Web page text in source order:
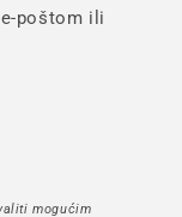
poštom ili
mogućim